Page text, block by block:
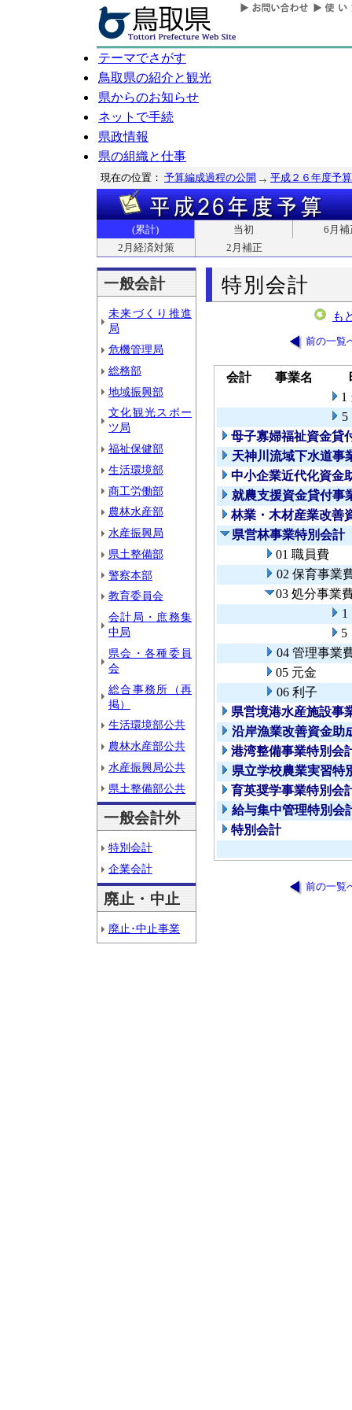
テーマでさがす
鳥取県の紹介と観光
県からのお知らせ
ネットで手続
県政情報
県の組織と仕事
現在の位置： 予算編成過程の公開 平成２６年度予算
(累計) 当初
6月補
2月経済対策
2月補正
一般会計
未来づくり推進
局
危機管理局
総務部
地域振興部
文化観光スポー
ツ局
福祉保健部
生活環境部
商工労働部
農林水産部
水産振興局
県土整備部
警察本部
教育委員会
会計局・庶務集
中局
県会・各種委員
会
総合事務所（再
掲）
生活環境部公共
農林水産部公共
水産振興局公共
県土整備部公共
一般会計外
特別会計
企業会計
廃止・中止
廃止･中止事業
特別会計
も
前の一覧
会計 事業名
1
5
母子寡婦福祉資金貸
天神川流域下水道事
中小企業近代化資金
就農支援資金貸付事
林業・木材産業改善
県営林事業特別会計
01 職員費
02 保育事業
03 処分事業
1
5
04 管理事業
05 元金
06 利子
県営境港水産施設事
沿岸漁業改善資金助
港湾整備事業特別会
県立学校農業実習特
育英奨学事業特別会
給与集中管理特別会
特別会計
前の一覧